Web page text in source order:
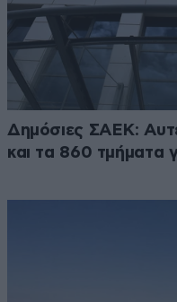
Δημόσιες ΣΑΕΚ:
και τα 860 τμήματα